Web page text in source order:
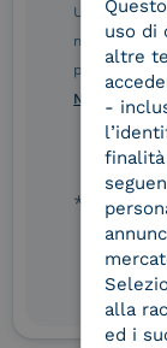
UNI EN
UNI EN
Ulteriori
nelle Norme
presente
Norme di
* campo
uso di
altre
-
alla
ed i